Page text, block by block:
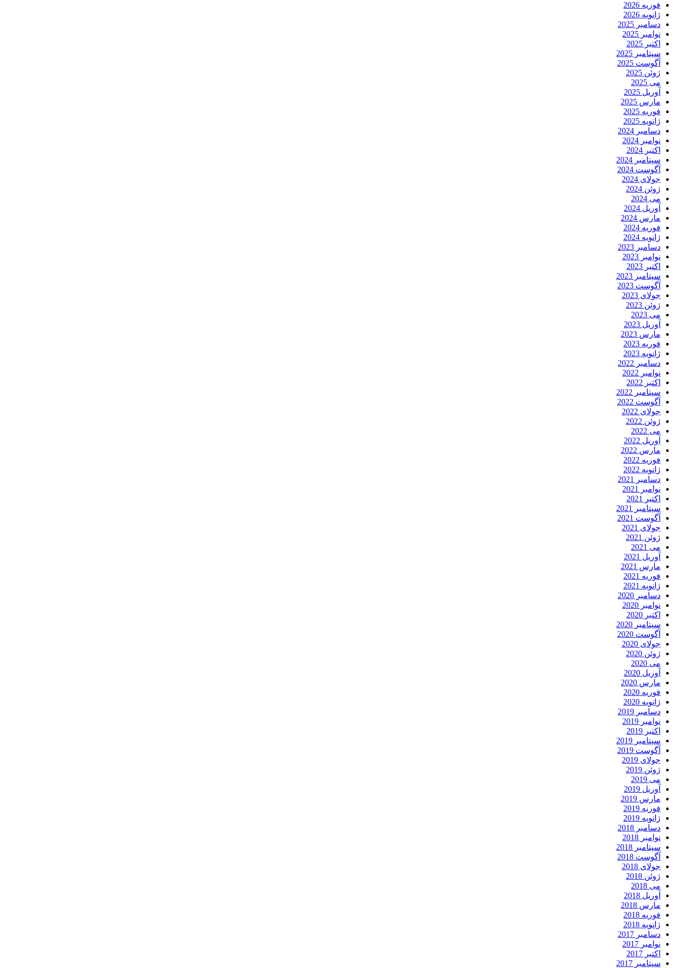
فوریه 2026
ژانویه 2026
دسامبر 2025
نوامبر 2025
اکتبر 2025
سپتامبر 2025
آگوست 2025
ژوئن 2025
می 2025
آوریل 2025
مارس 2025
فوریه 2025
ژانویه 2025
دسامبر 2024
نوامبر 2024
اکتبر 2024
سپتامبر 2024
آگوست 2024
جولای 2024
ژوئن 2024
می 2024
آوریل 2024
مارس 2024
فوریه 2024
ژانویه 2024
دسامبر 2023
نوامبر 2023
اکتبر 2023
سپتامبر 2023
آگوست 2023
جولای 2023
ژوئن 2023
می 2023
آوریل 2023
مارس 2023
فوریه 2023
ژانویه 2023
دسامبر 2022
نوامبر 2022
اکتبر 2022
سپتامبر 2022
آگوست 2022
جولای 2022
ژوئن 2022
می 2022
آوریل 2022
مارس 2022
فوریه 2022
ژانویه 2022
دسامبر 2021
نوامبر 2021
اکتبر 2021
سپتامبر 2021
آگوست 2021
جولای 2021
ژوئن 2021
می 2021
آوریل 2021
مارس 2021
فوریه 2021
ژانویه 2021
دسامبر 2020
نوامبر 2020
اکتبر 2020
سپتامبر 2020
آگوست 2020
جولای 2020
ژوئن 2020
می 2020
آوریل 2020
مارس 2020
فوریه 2020
ژانویه 2020
دسامبر 2019
نوامبر 2019
اکتبر 2019
سپتامبر 2019
آگوست 2019
جولای 2019
ژوئن 2019
می 2019
آوریل 2019
مارس 2019
فوریه 2019
ژانویه 2019
دسامبر 2018
نوامبر 2018
سپتامبر 2018
آگوست 2018
جولای 2018
ژوئن 2018
می 2018
آوریل 2018
مارس 2018
فوریه 2018
ژانویه 2018
دسامبر 2017
نوامبر 2017
اکتبر 2017
سپتامبر 2017